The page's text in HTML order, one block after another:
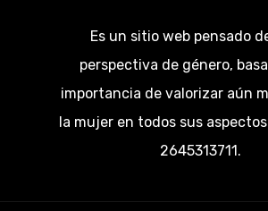
Es un sitio web pensado
perspectiva de género,
importancia de valorizar aún
la mujer en todos sus
2645313711.